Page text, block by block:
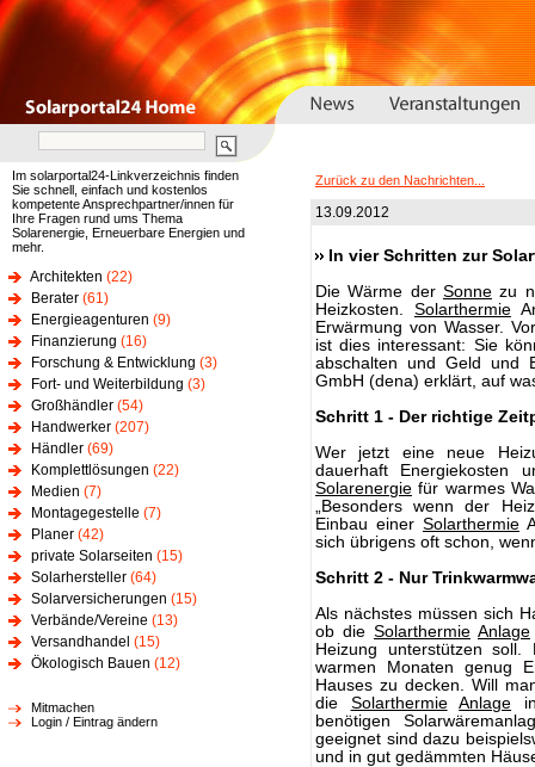
Im solarportal24-Linkverzeichnis finden
Sie schnell, einfach und kostenlos
kompetente Ansprechpartner/innen für
Ihre Fragen rund ums Thema
Solarenergie, Erneuerbare Energien und
mehr.
Architekten (22)
Berater (61)
Energieagenturen (9)
Finanzierung (16)
Forschung & Entwicklung (3)
Fort- und Weiterbildung (3)
Großhändler (54)
Handwerker (207)
Händler (69)
Komplettlösungen (22)
Medien (7)
Montagegestelle (7)
Planer (42)
private Solarseiten (15)
Solarhersteller (64)
Solarversicherungen (15)
Verbände/Vereine (13)
Versandhandel (15)
Ökologisch Bauen (12)
Mitmachen
Login / Eintrag ändern
Zurück zu den Nachrichten...
13.09.2012
In vier Schritten zur
Die Wärme der Sonnezu
Heizkosten. Solarthermie
Erwärmung von Wasser.
ist dies interessant: Sie
abschalten und Geld und
GmbH (dena) erklärt, auf
Schritt 1 - Der richtige
Wer jetzt eine neue
dauerhaft Energiekosten
Solarenergie für warmes
„Besonders wenn der
Einbau einer Solarthermie
sich übrigens oft schon,
Schritt 2 - Nur
Als nächstes müssen sich
ob die Solarthermie Anlage
Heizung unterstützen
warmen Monaten genug
Hauses zu decken. Will
die Solarthermie Anlage
benötigen
geeignet sind dazu
und in gut gedämmten